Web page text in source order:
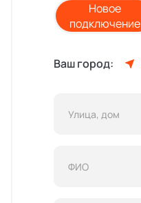
Новое
подключение
Ваш город: